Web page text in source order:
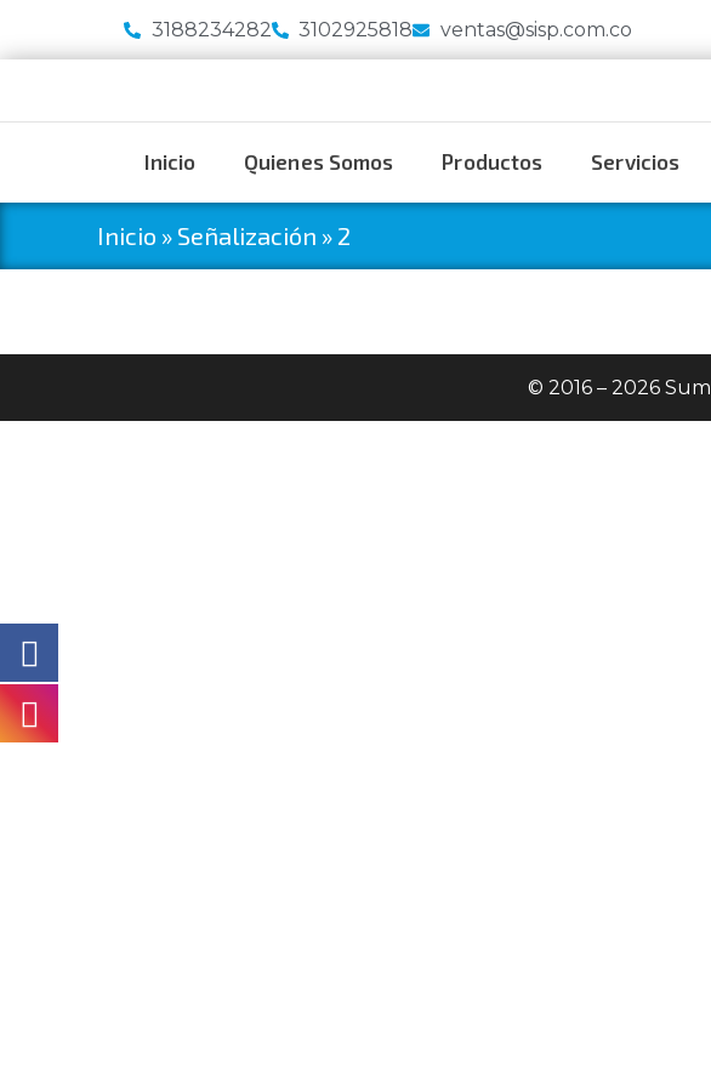
3188234282 3102925818 ventas@sisp.com.co
Inicio Quienes Somos Productos Servicios
Inicio » Señalización » 2
© 2016 – 2026